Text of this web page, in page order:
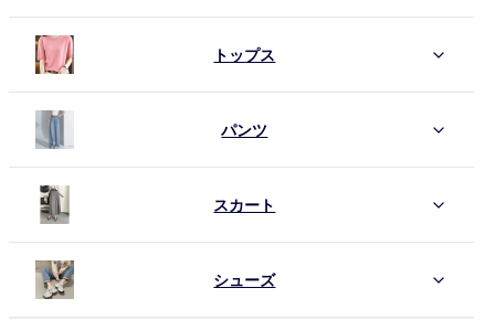
トップス
パンツ
スカート
シューズ